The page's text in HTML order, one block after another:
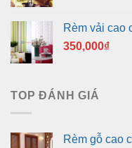
Rèm vải cao
350,000₫
TOP ĐÁNH GIÁ
Rèm gỗ cao